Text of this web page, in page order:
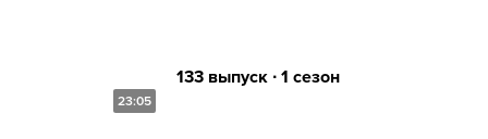
23:05
133 выпуск ∙ 1 сезон